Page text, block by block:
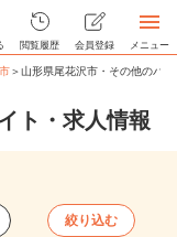
閲覧履歴 会員登録 メニュー
＞山形県尾花沢市・その他のバ
ト・求人情報
絞り込む